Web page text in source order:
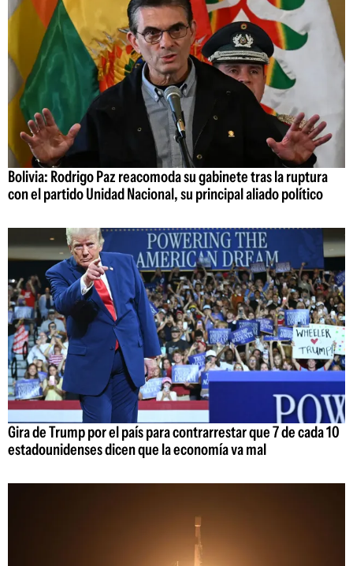
Bolivia: Rodrigo Paz reacomoda su gabinete tras la ruptura
con el partido Unidad Nacional, su principal aliado político
Gira de Trump por el país para contrarrestar que 7 de cada 10
estadounidenses dicen que la economía va mal